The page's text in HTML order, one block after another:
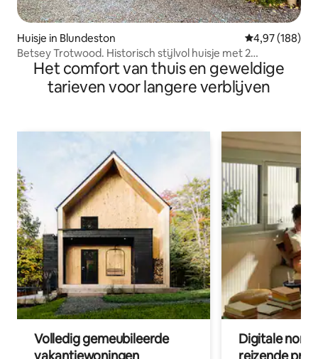
Huisje in Blundeston Gemiddelde
4,97 (188)
Betsey Trotwood. Historisch stijlvol huisje met 2
slaapkamers.
Het comfort van thuis en geweldige
tarieven voor langere verblijven
Volledig gemeubileerde
vakantiewoningen
Digitale
reizende